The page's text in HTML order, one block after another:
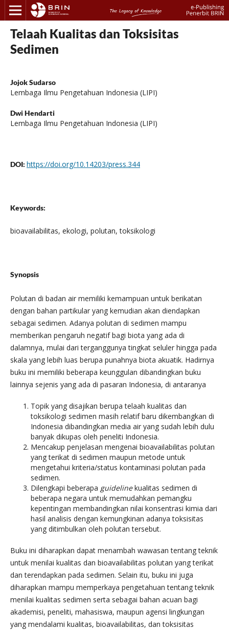
Telaah Kualitas dan Toksisitas
Sedimen
Jojok Sudarso
Lembaga Ilmu Pengetahuan Indonesia (LIPI)
Dwi Hendarti
Lembaga Ilmu Pengetahuan Indonesia (LIPI)
DOI: https://doi.org/10.14203/press.344
Keywords:
bioavailabilitas, ekologi, polutan, toksikologi
Synopsis
Polutan di badan air memiliki kemampuan untuk berikatan
dengan bahan partikular yang kemudian akan diendapkan
sebagai sedimen. Adanya polutan di sedimen mampu
memberikan pengaruh negatif bagi biota yang ada di
dalamnya, mulai dari terganggunya tingkat seluler hingga pada
skala yang lebih luas berupa punahnya biota akuatik. Hadirnya
buku ini memiliki beberapa keunggulan dibandingkan buku
lainnya sejenis yang ada di pasaran Indonesia, di antaranya
Topik yang disajikan berupa telaah kualitas dan
toksikologi sedimen masih relatif baru dikembangkan di
Indonesia dibandingkan media air yang sudah lebih dulu
banyak dikupas oleh peneliti Indonesia.
Mencakup penjelasan mengenai bioavailabilitas polutan
yang terikat di sedimen maupun metode untuk
mengetahui kriteria/status kontaminasi polutan pada
sedimen.
Dilengkapi beberapa guidelinekualitas sedimen di
beberapa negara untuk memudahkan pemangku
kepentingan membandingkan nilai konsentrasi kimia dari
hasil analisis dengan kemungkinan adanya toksisitas
yang ditimbulkan oleh polutan tersebut.
Buku ini diharapkan dapat menambah wawasan tentang teknik
untuk menilai kualitas dan bioavailabilitas polutan yang terikat
dan terendapkan pada sedimen. Selain itu, buku ini juga
diharapkan mampu memperkaya pengetahuan tentang teknik
menilai kualitas sedimen serta sebagai bahan acuan bagi
akademisi, peneliti, mahasiswa, maupun agensi lingkungan
yang mendalami kualitas, bioavailabilitas, dan toksisitas